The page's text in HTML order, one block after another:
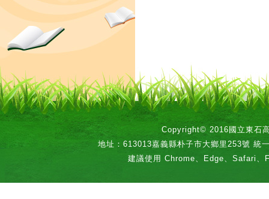
Copyright© 2016國立東石
地址：613013嘉義縣朴子市大鄉里253號 統
建議使用 Chrome、Edge、Safari